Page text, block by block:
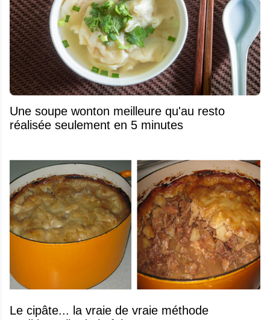
Une soupe wonton meilleure qu'au resto
réalisée seulement en 5 minutes
Le cipâte... la vraie de vraie méthode